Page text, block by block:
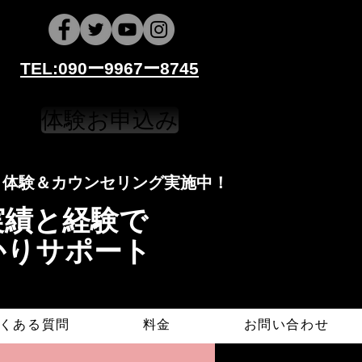
​​TEL:090ー9967ー8745
体験お申込み
と経験で
サポート
​​​体験＆カウンセリング実施中！
ある質問 料金 お問い合わせ